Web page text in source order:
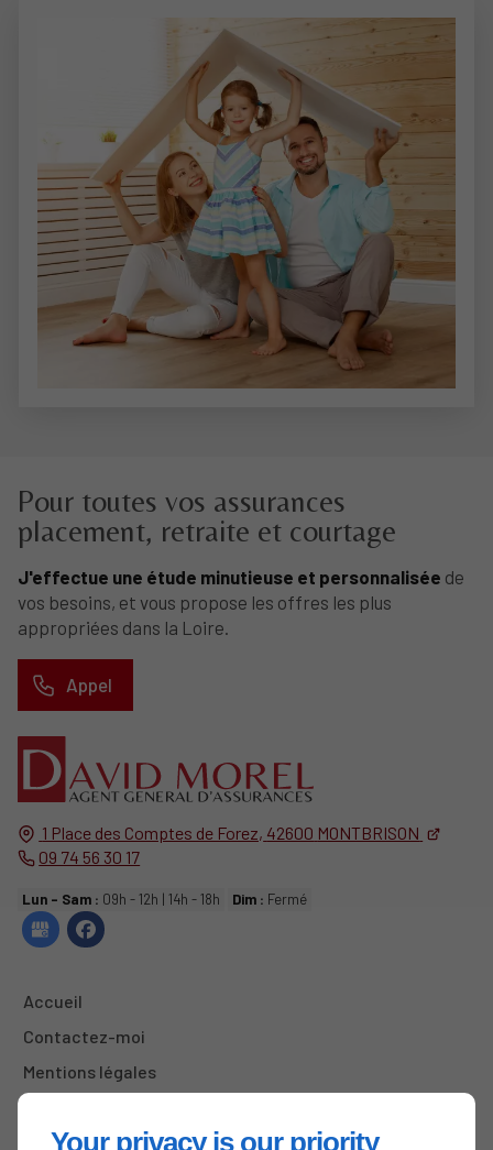
Your privacy is our priority
1 Place des Comptes de Forez, 42600 MONTBRISON
09 74 56 30 17
Lun - Sam : 09h - 12h | 14h - 18h Dim : Fermé
Accueil
Contactez-moi
Mentions légales
Pour toutes vos assurances
placement, retraite et courtage
J'effectue une étude minutieuse et personnalisée de
vos besoins, et vous propose les offres les plus
appropriées dans la Loire.
Appel